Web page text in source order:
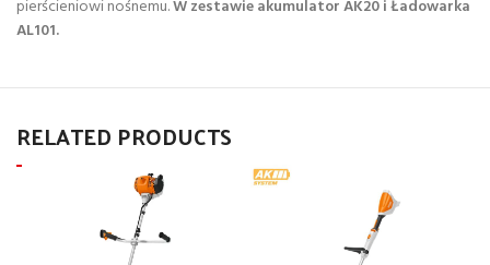
pierścieniowi nośnemu.W zestawie akumulator AK20 i Ładowarka
AL101.
RELATED PRODUCTS